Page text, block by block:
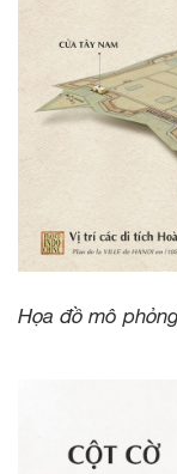
Họa đồ mô